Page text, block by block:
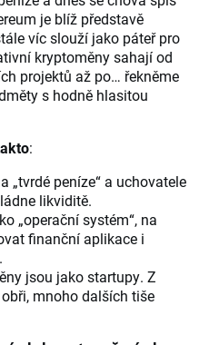
je blíž představě
víc slouží jako páteř pro
kryptoměny sahají od
projektů až po… řekněme
s hodně hlasitou
:
„tvrdé peníze“ a uchovatele
likviditě.
„operační systém“, na
finanční aplikace i
jsou jako startupy. Z
mnoho dalších tiše